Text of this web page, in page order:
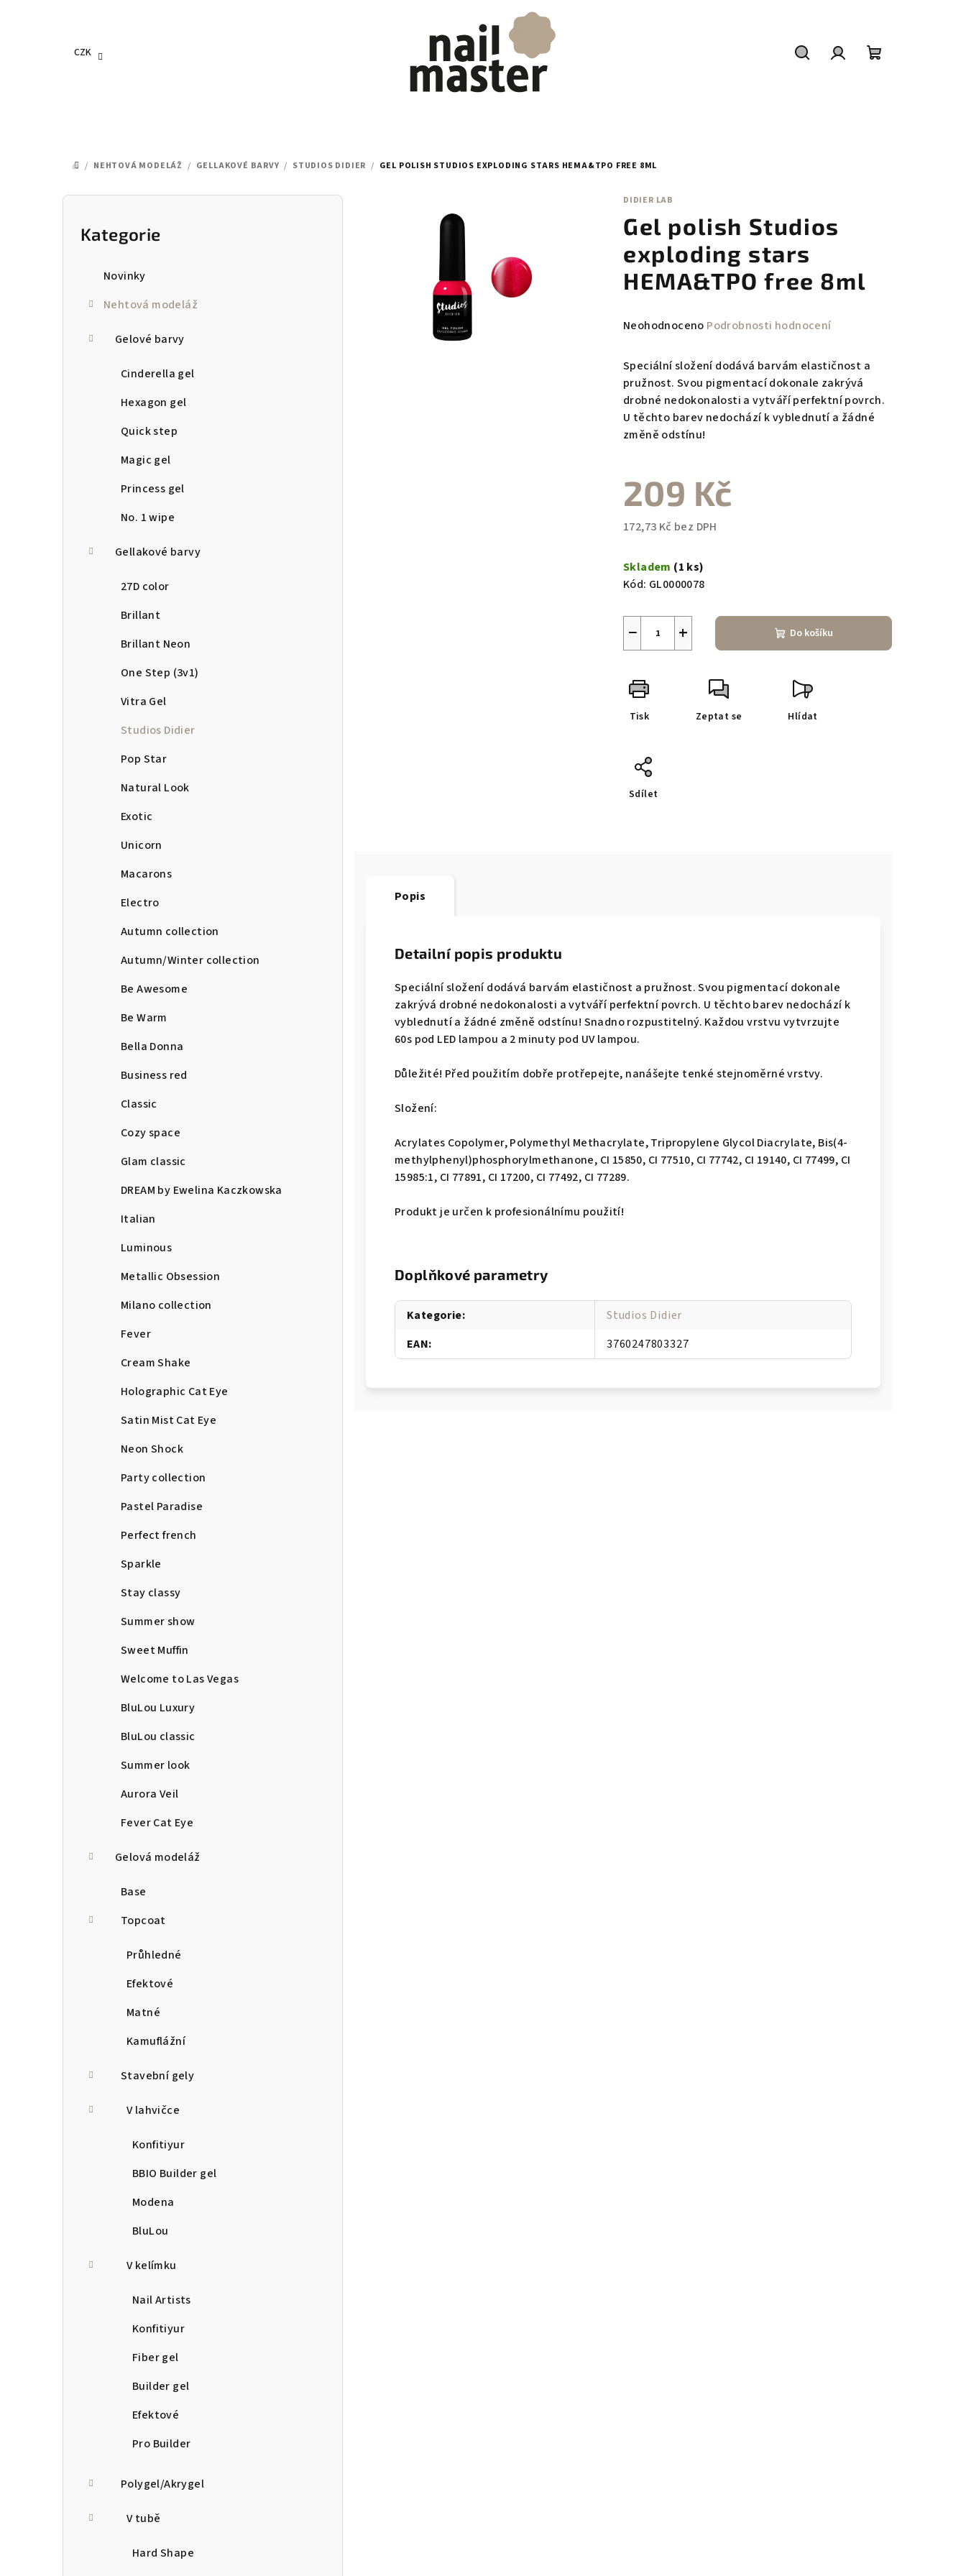
CZK
DOMŮ
/ NEHTOVÁ MODELÁŽ / GELLAKOVÉ BARVY / STUDIOS DIDIER / GEL POLISH STUDIOS EXPLODING STARS HEMA&TPO FREE 8ML
P
Přeskočit
kategorie
Kategorie
Novinky
Nehtová modeláž
Gelové barvy
Cinderella gel
Hexagon gel
Quick step
Magic gel
Princess gel
No. 1 wipe
Gellakové barvy
27D color
Brillant
Brillant Neon
One Step (3v1)
Vitra Gel
Studios Didier
Pop Star
Natural Look
Exotic
Unicorn
Macarons
Electro
Autumn collection
Autumn/Winter collection
Be Awesome
Be Warm
Bella Donna
Business red
Classic
Cozy space
Glam classic
DREAM by Ewelina Kaczkowska
Italian
Luminous
Metallic Obsession
Milano collection
Fever
Cream Shake
Holographic Cat Eye
Satin Mist Cat Eye
Neon Shock
Party collection
Pastel Paradise
Perfect french
Sparkle
Stay classy
Summer show
Sweet Muffin
Welcome to Las Vegas
BluLou Luxury
BluLou classic
Summer look
Aurora Veil
Fever Cat Eye
Gelová modeláž
Base
Topcoat
Průhledné
Efektové
Matné
Kamuflážní
Stavební gely
V lahvičce
Konfitiyur
BBIO Builder gel
Modena
BluLou
V kelímku
Nail Artists
Konfitiyur
Fiber gel
Builder gel
Efektové
Pro Builder
Polygel/Akrygel
V tubě
Hard Shape
DIDIER LAB
Gel polish Studios
exploding stars
HEMA&TPO free 8ml
Průměrné
produktu
je
0,0
z
Neohodnoceno Podrobnosti hodnocení
Speciální složení dodává barvám elastičnost a
pružnost. Svou pigmentací dokonale zakrývá
drobné nedokonalosti a vytváří perfektní povrch.
U těchto barev nedochází k vyblednutí a žádné
změně odstínu!
209 Kč
172,73 Kč bez DPH
cena:
Skladem (1 ks)
Kód: GL0000078
+
− Do košíku
Tisk Zeptat se Hlídat
Sdílet
Popis
Detailní popis produktu
Speciální složení dodává barvám elastičnost a pružnost. Svou pigmentací dokonale
zakrývá drobné nedokonalosti a vytváří perfektní povrch. U těchto barev nedochází k
vyblednutí a žádné změně odstínu! Snadno rozpustitelný. Každou vrstvu vytvrzujte
60s pod LED lampou a 2 minuty pod UV lampou.
Důležité! Před použitím dobře protřepejte, nanášejte tenké stejnoměrné vrstvy.
Složení:
Acrylates Copolymer, Polymethyl Methacrylate, Tripropylene Glycol Diacrylate, Bis(4-
methylphenyl)phosphorylmethanone, CI 15850, CI 77510, CI 77742, CI 19140, CI 77499, CI
15985:1, CI 77891, CI 17200, CI 77492, CI 77289.
Produkt je určen k profesionálnímu použití!
Doplňkové parametry
Kategorie:
Studios Didier
EAN: 3760247803327